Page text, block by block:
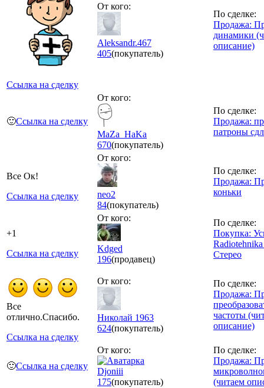
Ссылка на сделку
От кого:
Aleksandr.467
405(покупатель)
По сделке:
Продажа:
динамики
описание)
🙂Ссылка на сделку
От кого:
MaZa_HaKa
670(покупатель)
По сделке:
Продажа:
патроны
Все Ок!
Ссылка на сделку
От кого:
neo2
84(покупатель)
По сделке:
Продажа:
коньки
+1
Ссылка на сделку
От кого:
Kdged
196(продавец)
По сделке:
Покупка:
Стерео
Все
отлично.Спасибо.
Ссылка на сделку
От кого:
Николай 1963
624(покупатель)
По сделке:
Продажа:
частоты
описание)
🙂Ссылка на сделку
От кого:
Djoniii
175(покупатель)
По сделке:
Продажа:
(читаем